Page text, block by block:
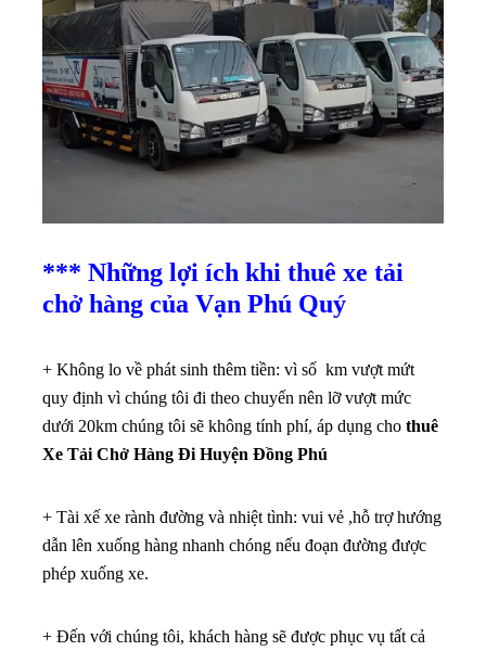
*** Những lợi ích khi thuê xe tải
chở hàng của Vạn Phú Quý
+ Không lo về phát sinh thêm tiền: vì số km vượt mứt
quy định vì chúng tôi đi theo chuyến nên lỡ vượt mức
dưới 20km chúng tôi sẽ không tính phí, áp dụng cho thuê
Xe Tải Chở Hàng Đi Huyện Đồng Phú
+ Tài xế xe rành đường và nhiệt tình: vui vẻ ,hỗ trợ hướng
dẫn lên xuống hàng nhanh chóng nếu đoạn đường được
phép xuống xe.
+ Đến với chúng tôi, khách hàng sẽ được phục vụ tất cả